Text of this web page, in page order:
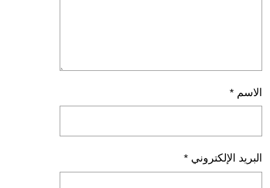
الاسم *
البريد الإلكتروني *